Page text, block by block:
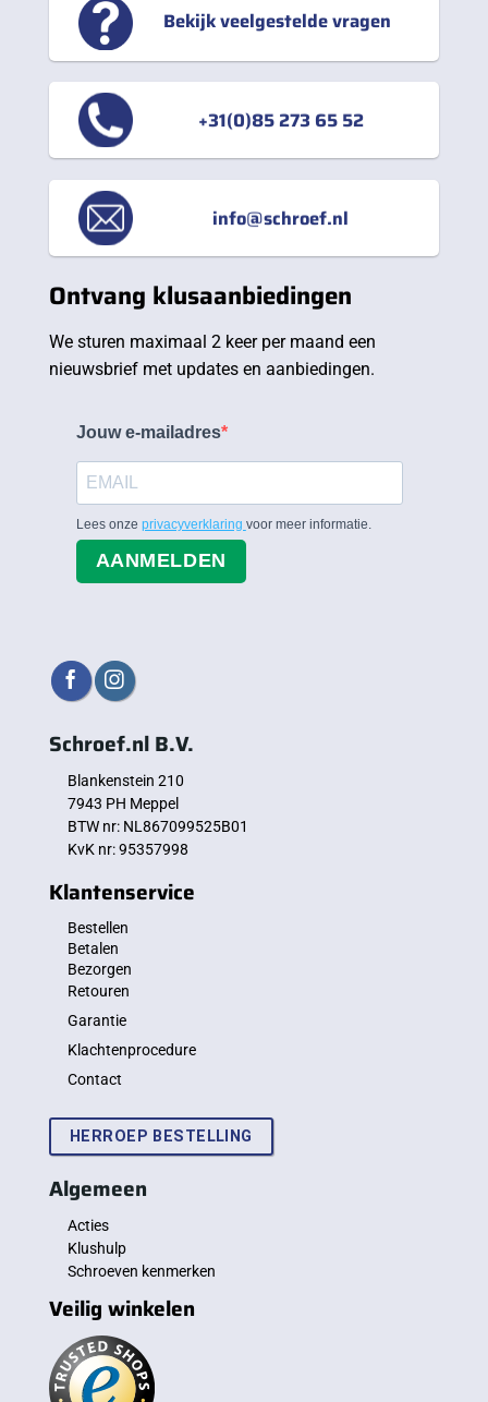
Bekijk veelgestelde vragen
+31(0)85 273 65 52
info@schroef.nl
Ontvang klusaanbiedingen
We sturen maximaal 2 keer per maand een
nieuwsbrief met updates en aanbiedingen.
Jouw e-mailadres
Lees onze privacyverklaring voor meer informatie.
AANMELDEN
Schroef.nl B.V.
Blankenstein 210
7943 PH Meppel
BTW nr: NL867099525B01
KvK nr: 95357998
Klantenservice
Bestellen
Betalen
Bezorgen
Retouren
Garantie
Klachtenprocedure
Contact
HERROEP BESTELLING
Algemeen
Acties
Klushulp
Schroeven kenmerken
Veilig winkelen